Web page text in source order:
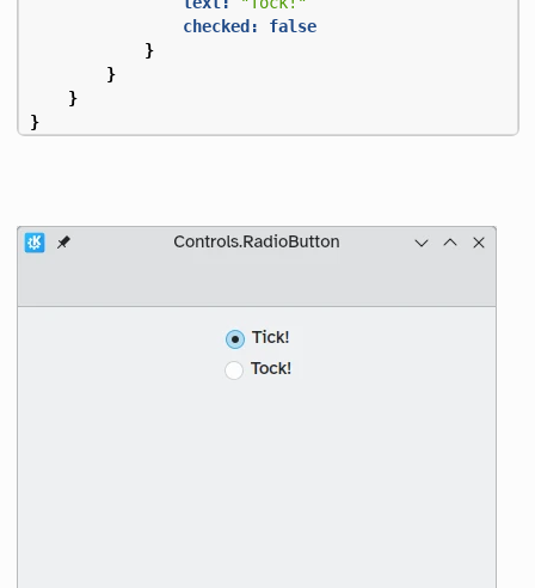
checked:
false
}
}
}
}